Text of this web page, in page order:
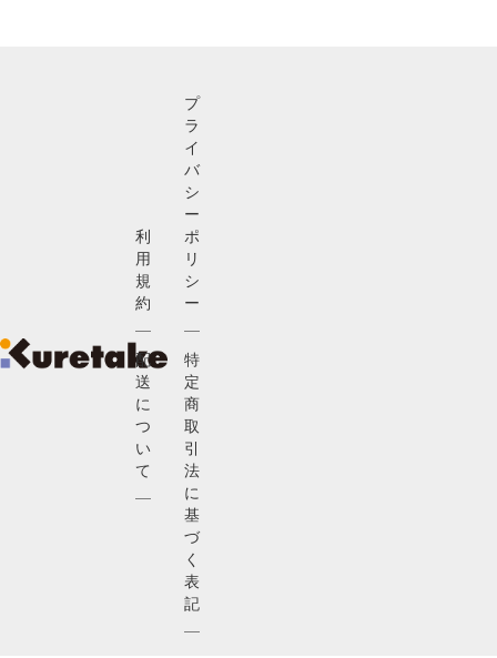
利
用
規
約
配
送
に
つ
い
て
プ
ラ
イ
バ
シ
ー
ポ
リ
シ
ー
特
定
商
取
引
法
に
基
づ
く
表
記